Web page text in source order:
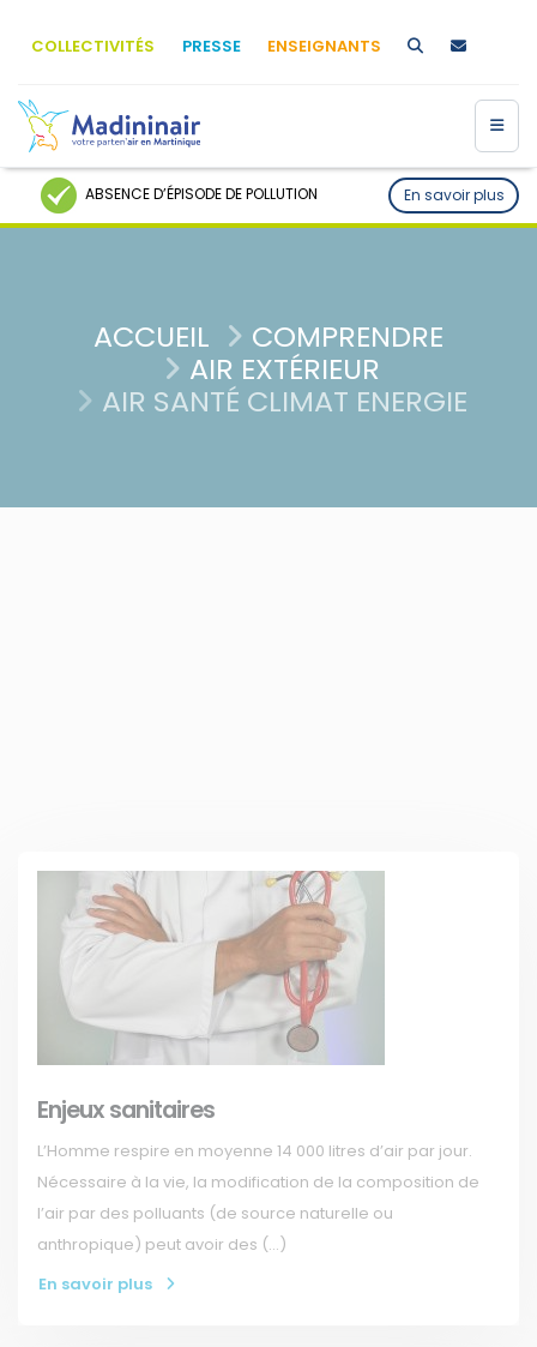
COLLECTIVITÉS PRESSE ENSEIGNANTS
ABSENCE D’ÉPISODE DE POLLUTION En savoir plus
ACCUEIL
COMPRENDRE
AIR EXTÉRIEUR
AIR SANTÉ CLIMAT ENERGIE
Enjeux sanitaires
L’Homme respire en moyenne 14 000 litres d’air par jour.
Nécessaire à la vie, la modification de la composition de
l’air par des polluants (de source naturelle ou
anthropique) peut avoir des (…)
En savoir plus